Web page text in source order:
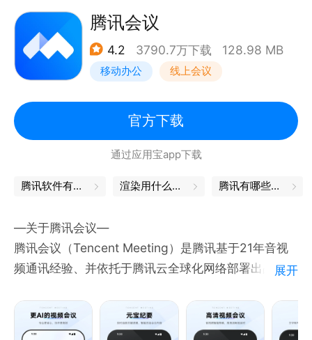
腾讯会议
4.2 3790.7万下载 128.98 MB
移动办公 线上会议
官方下载
通过应用宝app下载
腾讯软件有哪些 渲染用什么软件 腾讯有哪些软件
—关于腾讯会议—
腾讯会议（Tencent Meeting）是腾讯基于21年音视
频通讯经验、并依托于腾讯云全球化网络部署出品的简
清爽，操作简单，在线文档协作、小程序入会、会管会
控、屏幕共享等功能一应俱全，让您随时随地、秒级入
展开